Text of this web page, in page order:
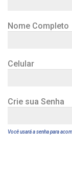
Nome Completo
Celular
Crie sua Senha
Você usará a senha para